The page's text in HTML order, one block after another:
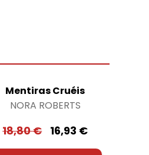
Mentiras Cruéis
NORA ROBERTS
18,80€ 16,93 €